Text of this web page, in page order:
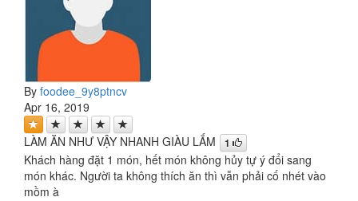
By foodee_9y8ptncv
Apr 16, 2019
LÀM ĂN NHƯ VẬY NHANH GIÀU LẮM 1
Khách hàng đặt 1 món, hết món không hủy tự ý đổi sang
món khác. Người ta không thích ăn thì vẫn phải cố nhét vào
mồm à